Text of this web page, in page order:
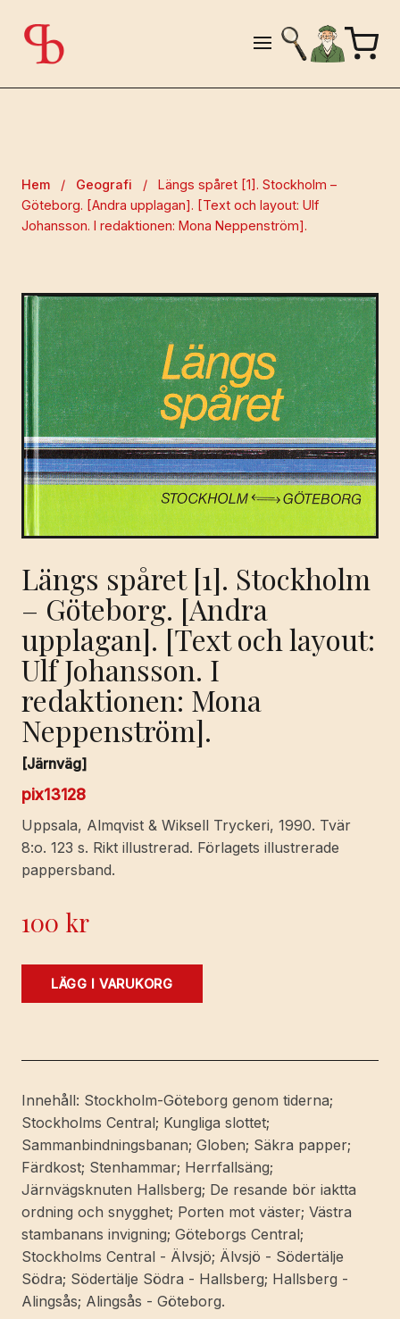
Hem / Geografi /
Längs spåret [1]. Stockholm –
Göteborg. [Andra upplagan]. [Text och layout: Ulf
Johansson. I redaktionen: Mona Neppenström].
Längs spåret [1]. Stockholm
– Göteborg. [Andra
upplagan]. [Text och layout:
Ulf Johansson. I
redaktionen: Mona
Neppenström].
[Järnväg]
pix13128
Uppsala, Almqvist & Wiksell Tryckeri, 1990. Tvär
8:o. 123 s. Rikt illustrerad. Förlagets illustrerade
pappersband.
100 kr
Längs
-
[Andra
upplagan].
[Text
och
layout:
Ulf
Johansson.
I
redaktionen:
Mona
LÄGG I VARUKORG
Innehåll: Stockholm-Göteborg genom tiderna;
Stockholms Central; Kungliga slottet;
Sammanbindningsbanan; Globen; Säkra papper;
Färdkost; Stenhammar; Herrfallsäng;
Järnvägsknuten Hallsberg; De resande bör iaktta
ordning och snygghet; Porten mot väster; Västra
stambanans invigning; Göteborgs Central;
Stockholms Central - Älvsjö; Älvsjö - Södertälje
Södra; Södertälje Södra - Hallsberg; Hallsberg -
Alingsås; Alingsås - Göteborg.